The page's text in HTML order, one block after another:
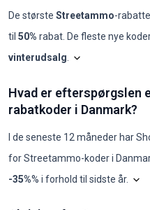
De største Streetammo-
til 50% rabat. De fleste nye
vinterudsalg
Måned Nye koderMaks. rabat
2025-080 -
2025-100 - -
2025-120 - -
2026-01 0
2026-02 0 -
Hvad er efterspørgslen
rabatkoder i Danmark?
I de seneste 12 måneder har
forStreetammo-koder i
-35%% i forhold til sidste år.